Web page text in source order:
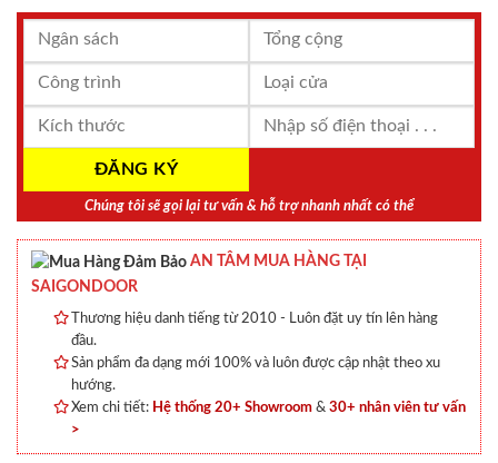
Chúng tôi sẽ gọi lại tư vấn & hỗ trợ nhanh nhất có thể
AN TÂM MUA HÀNG TẠI
SAIGONDOOR
Thương hiệu danh tiếng từ 2010 - Luôn đặt uy tín lên hàng
đầu.
Sản phẩm đa dạng mới 100% và luôn được cập nhật theo xu
hướng.
Xem chi tiết: Hệ thống 20+ Showroom & 30+ nhân viên tư vấn
>